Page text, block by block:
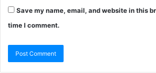
Save my name, email, and website in this
time I comment.